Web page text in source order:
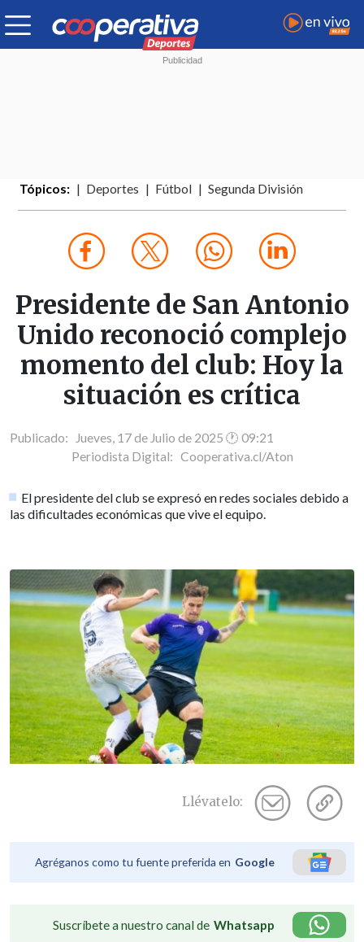
Tópicos: Deportes Fútbol Segunda División
Presidente de San Antonio
Unido reconoció complejo
momento del club: Hoy la
situación es crítica
Publicado: Jueves, 17 de Julio de 2025 🕐 09:21
Periodista Digital: Cooperativa.cl/Aton
El presidente del club se expresó en redes sociales debido a
las dificultades económicas que vive el equipo.
Llévatelo:
Agréganos como tu fuente preferida en Google
Suscríbete a nuestro canal de Whatsapp